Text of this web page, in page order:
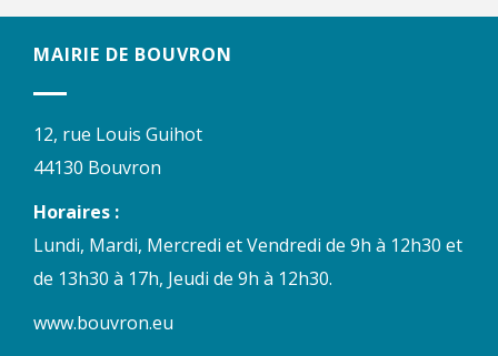
MAIRIE DE BOUVRON
12, rue Louis Guihot
44130 Bouvron
Horaires :
Lundi, Mardi, Mercredi et Vendredi de 9h à 12h30 et
de 13h30 à 17h, Jeudi de 9h à 12h30.
www.bouvron.eu